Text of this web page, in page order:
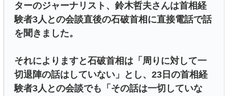
ターのジャーナリスト、鈴木哲夫さんは首相経
験者3人との会談直後の石破首相に直接電話で話
を聞きました。
それによりますと石破首相は「周りに対して一
切退陣の話はしていない」とし、23日の首相経
験者3人との会談でも「その話は一切していな